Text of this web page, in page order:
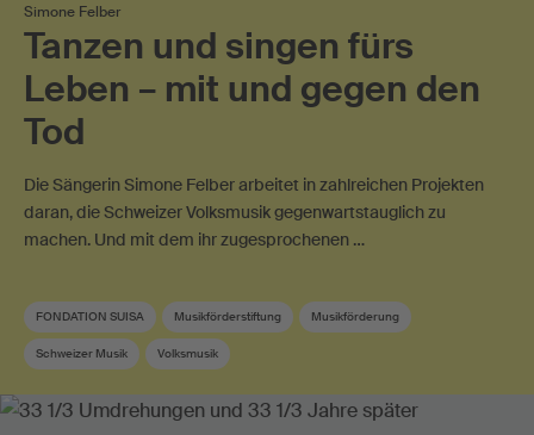
Simone Felber
Tanzen und singen fürs
Leben – mit und gegen den
Tod
Die Sängerin Simone Felber arbeitet in zahlreichen Projekten
daran, die Schweizer Volksmusik gegenwartstauglich zu
machen. Und mit dem ihr zugesprochenen …
FONDATION SUISA Musikförderstiftung Musikförderung
Schweizer Musik Volksmusik